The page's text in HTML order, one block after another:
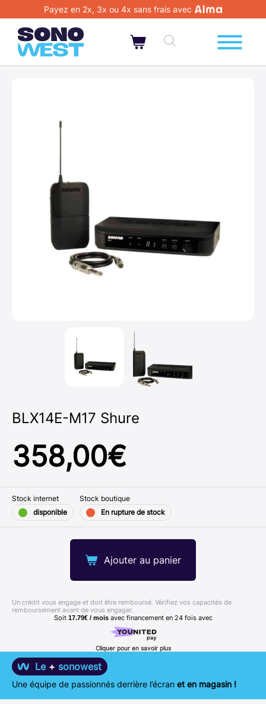
Payez en 2x, 3x ou 4x sans frais avec
BLX14E-M17 Shure
358,00€
Ajouter au panier
Soit 17.79€ / mois avec financement en 24 fois avec
Cliquer pour en savoir plus
Un crédit vous engage et doit être remboursé. Vérifiez vos capacités de
remboursement avant de vous engager.
Stock internet
disponible
Stock boutique
En rupture de stock
Le + sonowest
Une équipe de passionnés derrière l’écran et en magasin !